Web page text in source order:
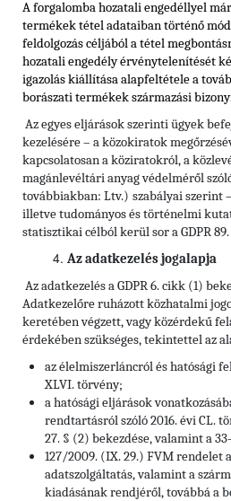
A forgalomba hozatali engedéllyel
termékek tétel adataiban történő
feldolgozás céljából a tétel
hozatali engedély érvénytelenítését
igazolás kiállítása alapfeltétele a
borászati termékek származási
Az egyes eljárások szerinti ügyek
kezelésére – a közokiratok
kapcsolatosan a köziratokról, a
magánlevéltári anyag védelméről
továbbiakban: Ltv.) szabályai szerint
illetve tudományos és történelmi
statisztikai célból kerül sor a GDPR
Az adatkezelés jogalapja
Az adatkezelés a GDPR 6. cikk (1)
Adatkezelőre ruházott közhatalmi
keretében végzett, vagy közérdekű
érdekében szükséges, tekintettel az
az élelmiszerláncról és hatósági
XLVI. törvény;
a hatósági eljárások
rendtartásról szóló 2016. évi CL.
27. § (2) bekezdése, valamint a
127/2009. (IX. 29.) FVM rendelet
adatszolgáltatás, valamint a
kiadásának rendjéről, továbbá a